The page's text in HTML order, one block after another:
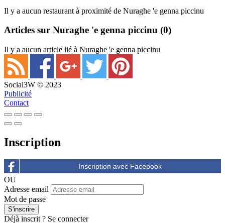
Il y a aucun restaurant à proximité de Nuraghe 'e genna piccinu
Articles sur Nuraghe 'e genna piccinu (0)
Il y a aucun article lié à Nuraghe 'e genna piccinu
Social3W © 2023
Publicité
Contact
Inscription
OU
Adresse email
Mot de passe
Déjà inscrit ? Se connecter